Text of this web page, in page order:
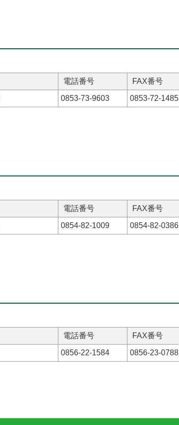
電話番号 FAX番号
0853-73-9603 0853-72-1485
電話番号 FAX番号
0854-82-1009 0854-82-0386
電話番号 FAX番号
0856-22-1584 0856-23-0788